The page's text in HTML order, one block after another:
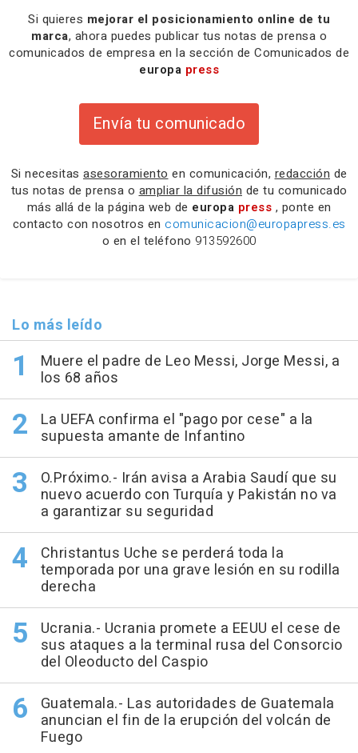
Si quieres mejorar el posicionamiento online de tu
marca, ahora puedes publicar tus notas de prensa o
comunicados de empresa en la sección de Comunicados de
europa press
Envía tu comunicado
Si necesitas asesoramiento en comunicación, redacción de
tus notas de prensa o ampliar la difusión de tu comunicado
más allá de la página web de europa press , ponte en
contacto con nosotros en comunicacion@europapress.es
o en el teléfono 913592600
Lo más leído
Muere el padre de Leo Messi, Jorge Messi, a
los 68 años
La UEFA confirma el "pago por cese" a la
supuesta amante de Infantino
O.Próximo.- Irán avisa a Arabia Saudí que su
nuevo acuerdo con Turquía y Pakistán no va
a garantizar su seguridad
Christantus Uche se perderá toda la
temporada por una grave lesión en su rodilla
derecha
Ucrania.- Ucrania promete a EEUU el cese de
sus ataques a la terminal rusa del Consorcio
del Oleoducto del Caspio
Guatemala.- Las autoridades de Guatemala
anuncian el fin de la erupción del volcán de
Fuego